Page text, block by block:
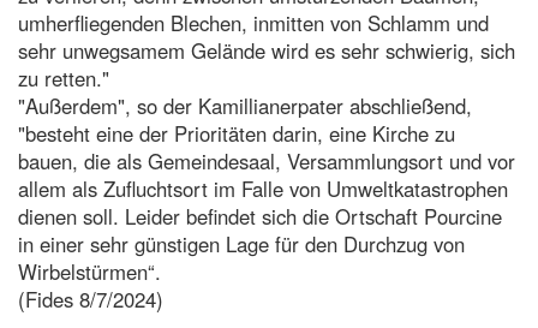
umherfliegenden Blechen, inmitten von Schlamm und
sehr unwegsamem Gelände wird es sehr schwierig, sich
zu retten."
"Außerdem", so der Kamillianerpater abschließend,
"besteht eine der Prioritäten darin, eine Kirche zu
bauen, die als Gemeindesaal, Versammlungsort und vor
allem als Zufluchtsort im Falle von Umweltkatastrophen
dienen soll. Leider befindet sich die Ortschaft Pourcine
in einer sehr günstigen Lage für den Durchzug von
Wirbelstürmen“.
(Fides 8/7/2024)